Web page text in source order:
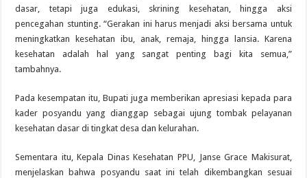
dasar, tetapi juga edukasi, skrining kesehatan, hingga aksi
pencegahan stunting. “Gerakan ini harus menjadi aksi bersama untuk
meningkatkan kesehatan ibu, anak, remaja, hingga lansia. Karena
kesehatan adalah hal yang sangat penting bagi kita semua,”
tambahnya.
Pada kesempatan itu, Bupati juga memberikan apresiasi kepada para
kader posyandu yang dianggap sebagai ujung tombak pelayanan
kesehatan dasar di tingkat desa dan kelurahan.
Sementara itu, Kepala Dinas Kesehatan PPU, Janse Grace Makisurat,
menjelaskan bahwa posyandu saat ini telah dikembangkan sesuai